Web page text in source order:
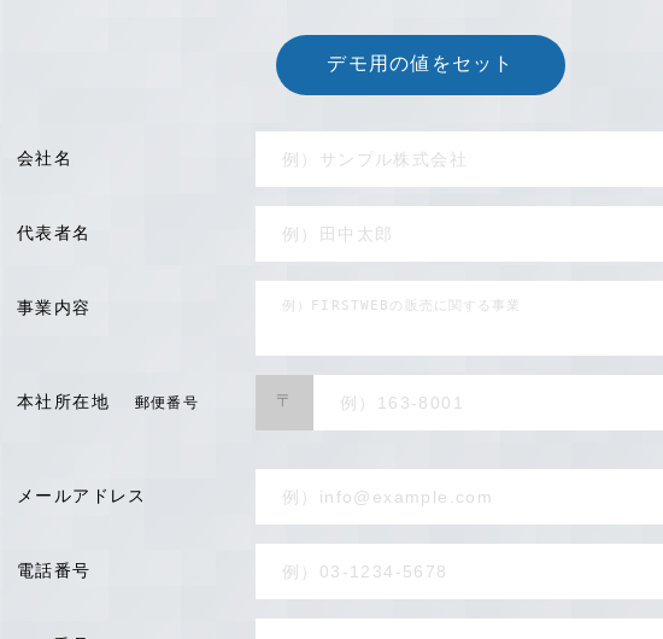
デモ用の値をセット
会社名
代表者名
事業内容
本社所在地 郵便番号 〒
メールアドレス
電話番号